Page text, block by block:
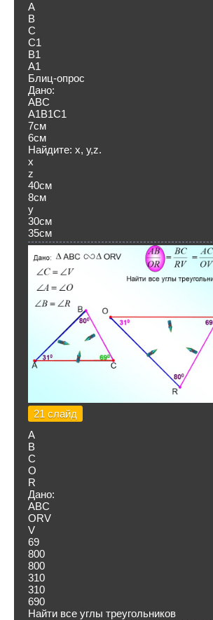
А
В
С
С1
В1
А1
Блиц-опрос
Дано:
ABC
А1В1С1
7см
6см
Найдите: х, у,z.
х
z
40см
8см
y
30см
35см
21 слайд
А
В
С
O
R
Дано:
ABC
ORV
V
69
800
800
310
310
690
Найти все углы треугольников